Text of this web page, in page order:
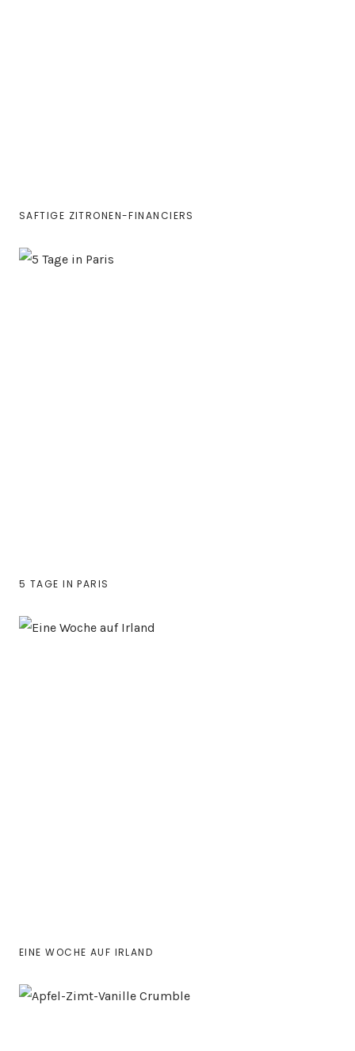
SAFTIGE ZITRONEN-FINANCIERS
5 TAGE IN PARIS
EINE WOCHE AUF IRLAND